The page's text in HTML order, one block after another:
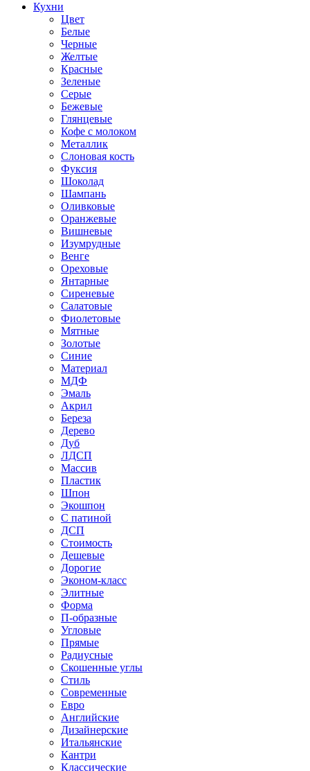
Кухни
Цвет
Белые
Черные
Желтые
Красные
Зеленые
Серые
Бежевые
Глянцевые
Кофе с молоком
Металлик
Слоновая кость
Фуксия
Шоколад
Шампань
Оливковые
Оранжевые
Вишневые
Изумрудные
Венге
Ореховые
Янтарные
Сиреневые
Салатовые
Фиолетовые
Мятные
Золотые
Синие
Материал
МДФ
Эмаль
Акрил
Береза
Дерево
Дуб
ЛДСП
Массив
Пластик
Шпон
Экошпон
С патиной
ДСП
Стоимость
Дешевые
Дорогие
Эконом-класс
Элитные
Форма
П-образные
Угловые
Прямые
Радиусные
Скошенные углы
Стиль
Современные
Евро
Английские
Дизайнерские
Итальянские
Кантри
Классические